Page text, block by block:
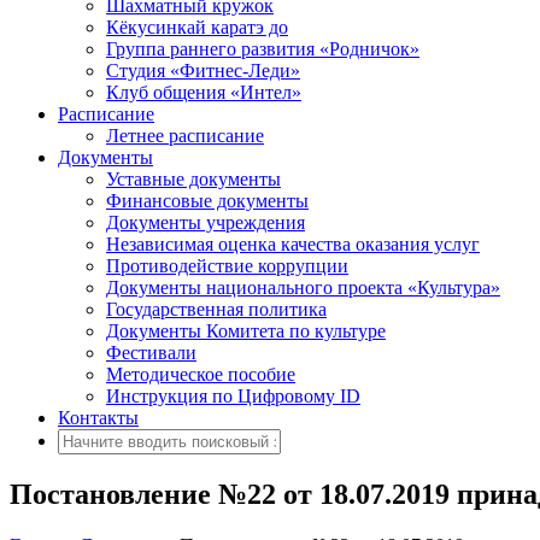
Шахматный кружок
Кёкусинкай каратэ до
Группа раннего развития «Родничок»
Cтудия «Фитнес-Леди»
Клуб общения «Интел»
Расписание
Летнее расписание
Документы
Уставные документы
Финансовые документы
Документы учреждения
Независимая оценка качества оказания услуг
Противодействие коррупции
Документы национального проекта «Культура»
Государственная политика
Документы Комитета по культуре
Фестивали
Методическое пособие
Инструкция по Цифровому ID
Контакты
Постановление №22 от 18.07.2019